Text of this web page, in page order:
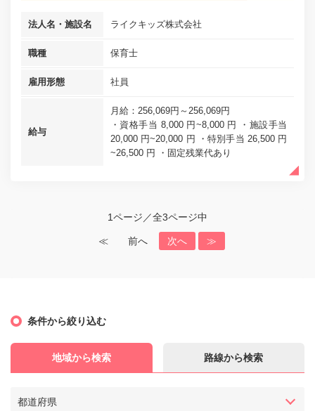
法人名・施設名 ライクキッズ株式会社
職種 保育士
雇用形態 社員
給与
月給：256,069円～256,069円
・資格手当 8,000 円~8,000 円 ・施設手当
20,000 円~20,000 円 ・特別手当 26,500 円
~26,500 円 ・固定残業代あり
1ページ／全3ページ中
≪ 前へ 次へ ≫
条件から絞り込む
地域から検索 路線から検索
都道府県